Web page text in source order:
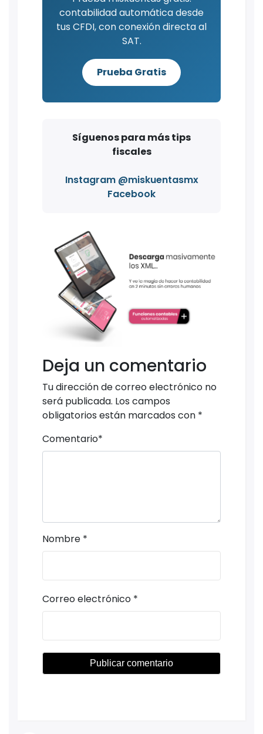
contabilidad automática desde
tus CFDI, con conexión directa al
SAT.
Prueba Gratis
Síguenos para más tips
fiscales
Instagram @miskuentasmx
Facebook
Deja un comentario
Tu dirección de correo electrónico no
será publicada. Los campos
obligatorios están marcados con *
Comentario*
Nombre *
Correo electrónico *